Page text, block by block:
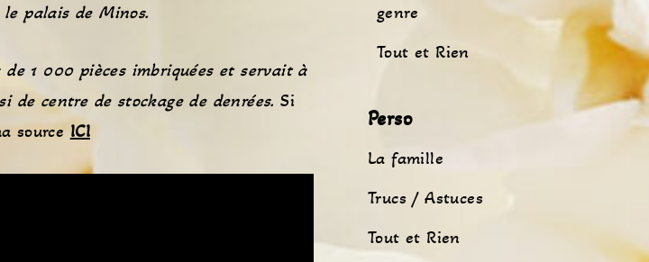
palais de Minos.
1 000 pièces imbriquées et servait à
centre de stockage de denrées. Si
source ICI
genre
Tout et Rien
Perso
La famille
Trucs / Astuces
Tout et Rien